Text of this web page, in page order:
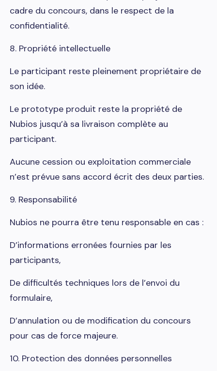
cadre du concours, dans le respect de la
confidentialité.
8. Propriété intellectuelle
Le participant reste pleinement propriétaire de
son idée.
Le prototype produit reste la propriété de
Nubios jusqu’à sa livraison complète au
participant.
Aucune cession ou exploitation commerciale
n’est prévue sans accord écrit des deux parties.
9. Responsabilité
Nubios ne pourra être tenu responsable en cas :
D’informations erronées fournies par les
participants,
De difficultés techniques lors de l’envoi du
formulaire,
D’annulation ou de modification du concours
pour cas de force majeure.
10. Protection des données personnelles